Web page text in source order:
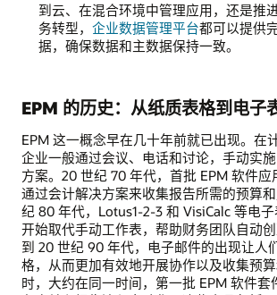
到云、在混合环境中管理应用，还是推
务转型， 企业数据管理平台都可以提供
据，确保数据和主数据保持一致。
EPM 的历史：从纸质表格到电子
EPM 这一概念早在几十年前就已出现。在
企业一般通过会议、电话和讨论，手动实
方案。20 世纪 70 年代，首批 EPM 软件
通过会计解决方案来收集报告所需的预算
纪 80 年代，Lotus1-2-3 和 VisiCalc 等电子
开始取代手动工作表，帮助财务团队自动创
到 20 世纪 90 年代，电子邮件的出现让人
格，从而更加有效地开展协作以及收集预
时，大约在同一时间，第一批 EPM 软件套